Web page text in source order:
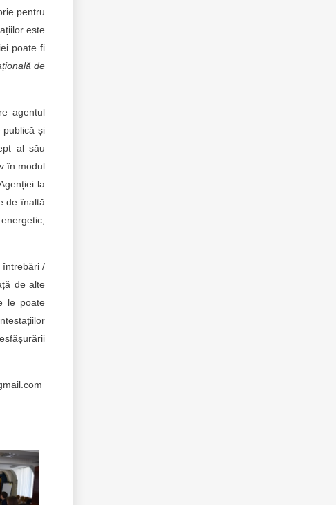
pentru
este
poate fi
de
agentul
publică și
al său
în modul
la
de înaltă
întrebări /
de alte
le poate